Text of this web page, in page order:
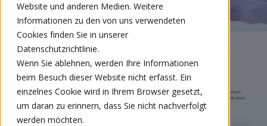
Website und anderen Medien. Weitere
Informationen zu den von uns verwendeten
Cookies finden Sie in unserer
Datenschutzrichtlinie.
Wenn Sie ablehnen, werden Ihre Informationen
beim Besuch dieser Website nicht erfasst. Ein
einzelnes Cookie wird in Ihrem Browser gesetzt,
um daran zu erinnern, dass Sie nicht nachverfolgt
werden möchten.
Wie verändert
Microsoft Loop die
Zusammenarbeit
in Unternehmen?